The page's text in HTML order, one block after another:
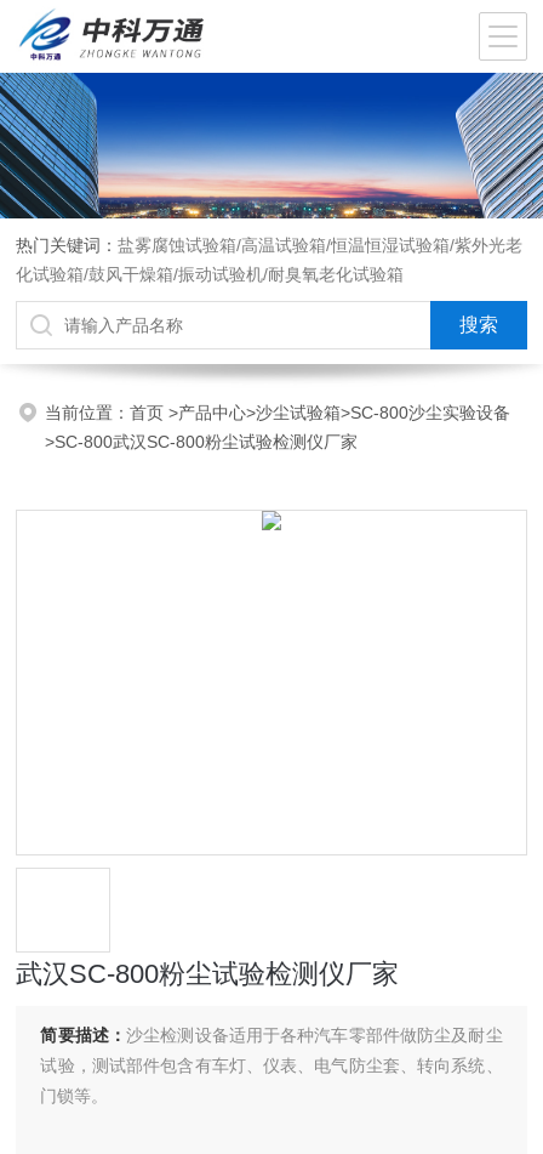
热门关键词：盐雾腐蚀试验箱/高温试验箱/恒温恒湿试验箱/紫外光老
化试验箱/鼓风干燥箱/振动试验机/耐臭氧老化试验箱
当前位置：首页>产品中心>沙尘试验箱>SC-800沙尘实验设备
>SC-800武汉SC-800粉尘试验检测仪厂家
武汉SC-800粉尘试验检测仪厂家
简要描述：沙尘检测设备适用于各种汽车零部件做防尘及耐尘
试验，测试部件包含有车灯、仪表、电气防尘套、转向系统、
门锁等。